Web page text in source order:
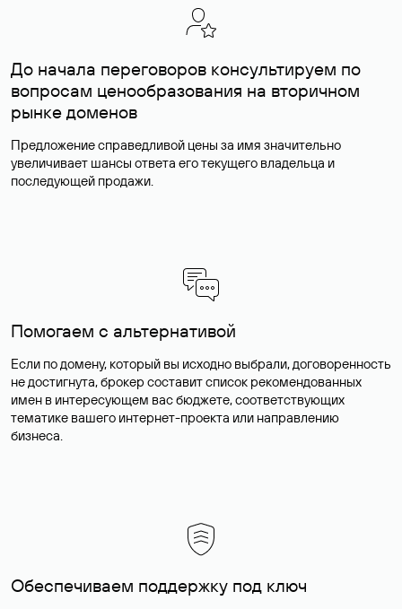
До начала переговоров консультируем по
вопросам ценообразования на вторичном
рынке доменов
Предложение справедливой цены за имя значительно
увеличивает шансы ответа его текущего владельца и
последующей продажи.
Помогаем с альтернативой
Если по домену, который вы исходно выбрали, договоренность
не достигнута, брокер составит список рекомендованных
имен в интересующем вас бюджете, соответствующих
тематике вашего интернет-проекта или направлению
бизнеса.
Обеспечиваем поддержку под ключ